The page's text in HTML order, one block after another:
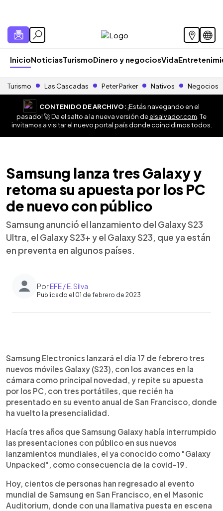
InicioNoticiasTurismoDinero y negociosVida
Turismo Las Cascadas Peter Parker Nativos Negocios
CONTENIDO DE ARCHIVO:¡Estás navegando en el
pasado! 🚀 Da el salto a la nueva versión deelsalvador.com . Te
invitamos a visitar el nuevo portal país donde coincidimos todos.
Samsung lanza tres Galaxy y
retoma su apuesta por los PC
de nuevo con público
Samsung anunció el lanzamiento del Galaxy S23
Ultra, el Galaxy S23+ y el Galaxy S23, que ya están
en preventa en algunos países.
PorEFE / E. Silva
Publicado el 01 de febrero de 2023
Escuchar artículo
Samsung Electronics lanzará el día 17 de febrero tres
nuevos móviles Galaxy (S23), con los avances en la
cámara como principal novedad, y repite su apuesta
por los PC, con tres portátiles, que recién ha
presentado en su evento anual de San Francisco, donde
ha vuelto la presencialidad.
Hacía tres años que Samsung Galaxy había interrumpido
las presentaciones con público en sus nuevos
lanzamientos mundiales, el ya conocido como "Galaxy
Unpacked", como consecuencia de la covid-19.
Hoy, cientos de personas han regresado al evento
mundial de Samsung en San Francisco, en el Masonic
Auditorium, donde con una llamativa puesta en escena